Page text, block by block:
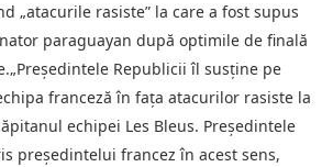
„atacurile rasiste” la care a fost supus
paraguayan după optimile de finală
Republicii îl susține pe
franceză în fața atacurilor rasiste la
echipei Les Bleus. Președintele
președintelui francez în acest sens,